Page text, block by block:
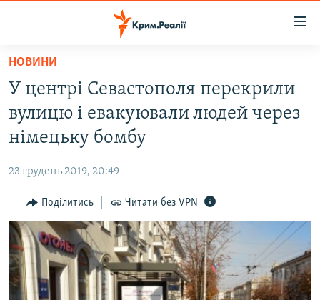
Перейти
основного
матеріалу
Перейти
до
основної
навігації
Перейти
до
пошуку
ВОДА.КРИМ
ВІДЕО ТА ФОТО
БЛОГИ
ПОГЛЯД
ІНТЕРВ'Ю
ВСЕ ЗА ДЕНЬ
СПЕЦПРОЕКТИ
НОВИНИ
У центрі Севастополя перекрили
вулицю і евакуювали людей через
німецьку бомбу
23 грудень 2019, 20:49
Поділитись Читати без VPN